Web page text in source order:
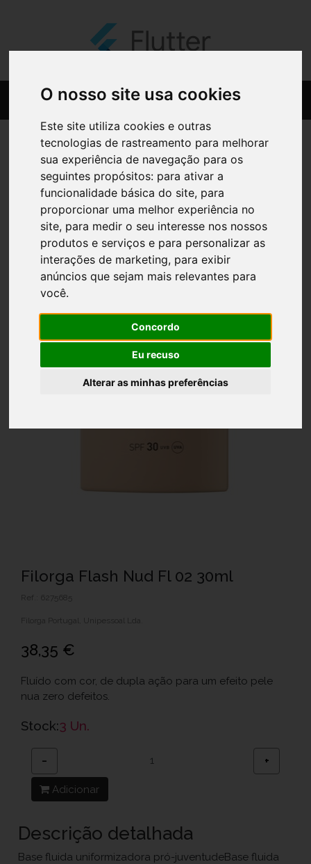
O nosso site usa cookies
Este site utiliza cookies e outras
tecnologias de rastreamento para melhorar
sua experiência de navegação para os
seguintes propósitos: para ativar a
funcionalidade básica do site, para
proporcionar uma melhor experiência no
site, para medir o seu interesse nos nossos
produtos e serviços e para personalizar as
interações de marketing, para exibir
anúncios que sejam mais relevantes para
você.
Concordo
Eu recuso
Alterar as minhas preferências
Filorga Flash Nud Fl 02 30ml
Ref.: 6275685
Filorga Portugal, Unipessoal Lda.
38,35 €
Fluído com cor, de dupla ação para um efeito pele
nua zero defeitos.
Stock:3 Un.
− +
Adicionar
Descrição detalhada
Base fluida uniformizadora pró-juventudeBase fluida